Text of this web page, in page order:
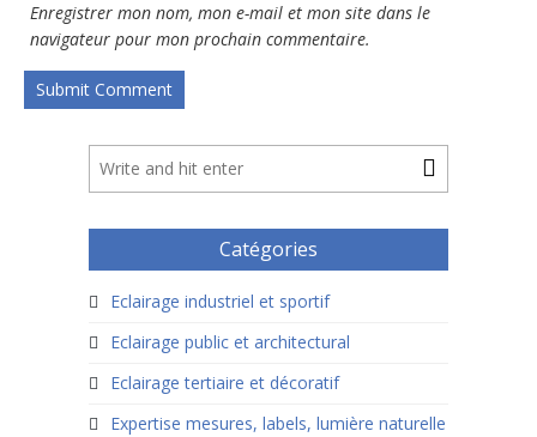
Enregistrer mon nom, mon e-mail et mon site dans le
navigateur pour mon prochain commentaire.
Catégories
Eclairage industriel et sportif
Eclairage public et architectural
Eclairage tertiaire et décoratif
Expertise mesures, labels, lumière naturelle